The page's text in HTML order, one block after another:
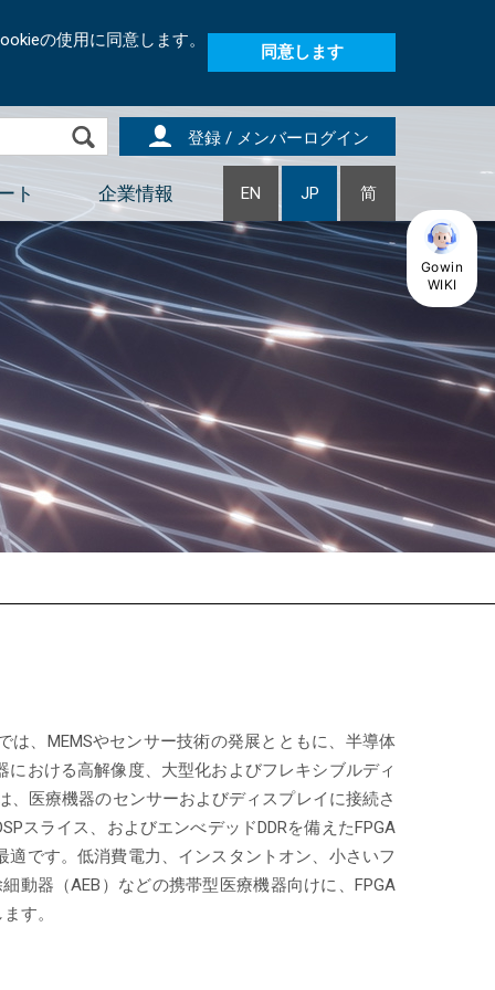
の使用に同意します。
同意します
登録 / メンバーログイン
ト 企業情報 EN JP 简
、MEMSやセンサー技術の発展とともに、半導体
おける高解像度、大型化およびフレキシブルディ
、医療機器のセンサーおよびディスプレイに接続さ
スライス、およびエンべデッドDDRを備えたFPGA
です。低消費電力、インスタントオン、小さいフ
動器（AEB）などの携帯型医療機器向けに、FPGA
す。
Gowin
WIKI